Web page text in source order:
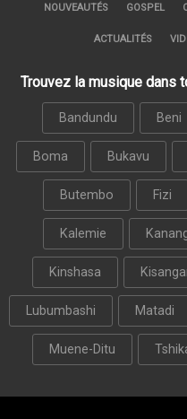
NOUVEAUTÉS GOSPEL
ACTUALITÉS
Trouvez la musique dans
Bandundu Beni
Boma Bukavu
Butembo Fizi
Kalemie
Kinshasa
Lubumbashi Matadi
Muene-Ditu